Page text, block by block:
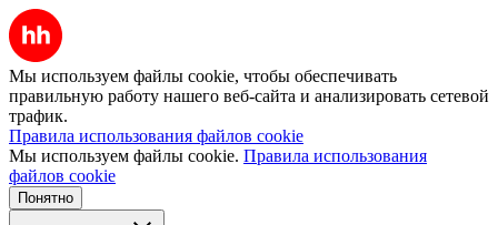
Мы используем файлы cookie, чтобы обеспечивать
правильную работу нашего веб-сайта и анализировать сетевой
трафик.
Правила использования файлов cookie
Мы используем файлы cookie. Правила использования
файлов cookie
Понятно